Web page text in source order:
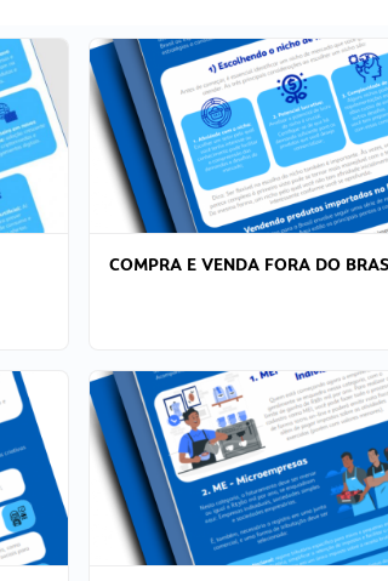
COMPRA E VENDA FORA DO